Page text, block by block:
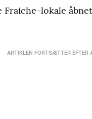
lokale
ARTIKLEN FORTSÆTTER EFTER